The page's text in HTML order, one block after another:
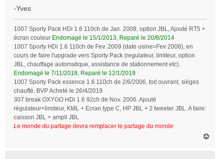
-Yves
1007 Sporty Pack HDi 1.6 110ch de Jan. 2008, option JBL, Ajouté RT5 +
écran couleur Endomagé le 15/1/2013, Reparé le 20/8/2014
1007 Sporty HDi 1.6 110ch de Fev. 2009 (date usine=Fev 2008), en
cours de faire l'upgrade vers Sporty Pack (regulateur, limiteur, option
JBL, chauffage automatique, assistance de stationnement etc).
Endomagé le 7/11/2018, Reparé le 12/1/2019
1007 Sporty Pack essence 1.6 110ch de 2/6/2006, toit ouvrant, sièges
chauffé, BVP Acheté le 26/4/2019
307 break OXYGO HDi 1.6 92ch de Nov. 2006. Ajouté
régulateur+limiteur, KML + Ecran type C, HP JBL + 2 tweeter JBL. A faire:
caisson JBL + ampli JBL
Le monde du partage devra remplacer le partage du monde